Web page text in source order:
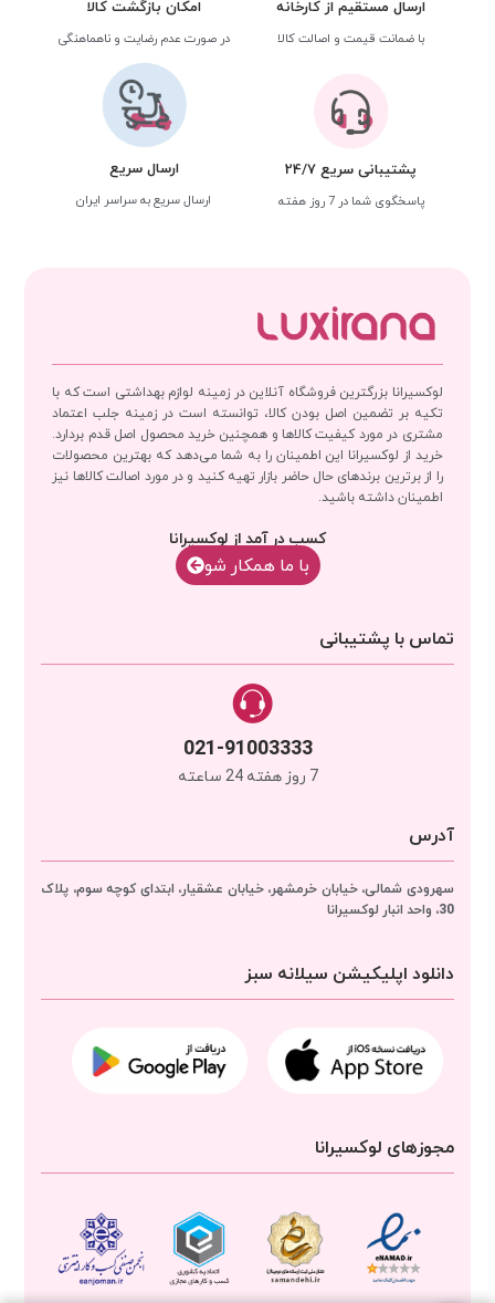
ارسال مستقیم از کارخانه
با ضمانت قیمت و اصالت کالا
امکان بازگشت کالا
در صورت عدم رضایت و ناهماهنگی
پشتیبانی سریع 24/7
پاسخگوی شما در 7 روز هفته
ارسال سریع
ارسال سریع به سراسر ایران
لوکسیرانا بزرگترین فروشگاه آنلاین در زمینه لوازم بهداشتی است که با
تکیه بر تضمین اصل بودن کالا، توانسته است در زمینه جلب اعتماد
مشتری در مورد کیفیت کالاها و همچنین خرید محصول اصل قدم بردارد.
خرید از لوکسیرانا این اطمینان را به شما می‌دهد که بهترین محصولات
را از برترین برندهای حال حاضر بازار تهیه کنید و در مورد اصالت کالاها نیز
اطمینان داشته باشید.
کسب در آمد از لوکسیرانا
با‌‌ ما همکار شو
تماس با پشتیبانی
021-91003333
7 روز هفته 24 ساعته
آدرس
سهرودی شمالی، خیابان خرمشهر، خیابان عشقیار، ابتدای کوچه سوم، پلاک
30، واحد انبار
لوکسیرانا
دانلود اپلیکیشن سیلانه سبز
مجوزهای لوکسیرانا